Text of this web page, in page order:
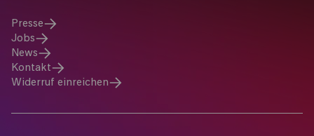
Presse
Jobs
News
Kontakt
Widerruf einreichen